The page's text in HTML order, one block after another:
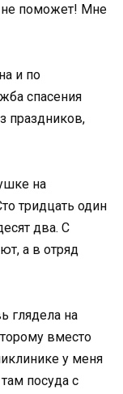
не поможет! Мне
и по
спасения
праздников,
на
тридцать один
два. С
а в отряд
глядела на
вместо
у меня
посуда с